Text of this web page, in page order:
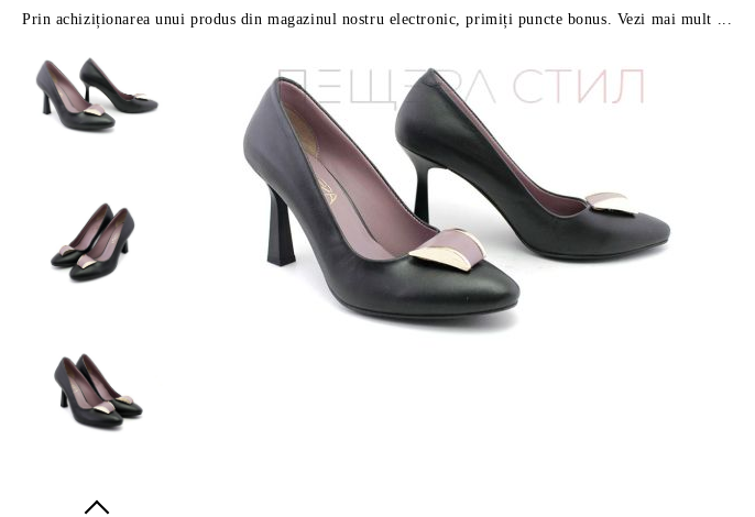
Prin achiziționarea unui produs din magazinul nostru electronic, primiți puncte bonus. Vezi mai mult ...